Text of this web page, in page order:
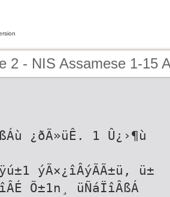
2 - NIS Assamese 1-15
¿ðÃ»üÊ. 1 Û¿›¶ù
ýÃ×¿îÂýÃÃ±ü, ü±
Õ±1n¸ üÑáÏîÂßÁ